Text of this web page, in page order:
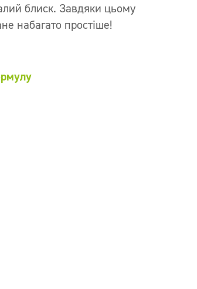
блиск. Завдяки цьому
набагато простіше!